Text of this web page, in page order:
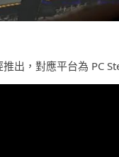
出，對應平台為 PC